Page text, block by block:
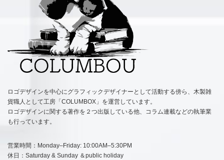
ロゴデザインを中心にグラフィックデザイナーとして活動する傍ら、木製雑
貨職人として工房「COLUMBOX」を運営しています。
ロゴデザインに関する著作を２つ出版している他、コラム連載などの執筆業
も行っています。
営業時間：Monday–Friday: 10:00AM–5:30PM
休日：Saturday & Sunday ＆public holiday